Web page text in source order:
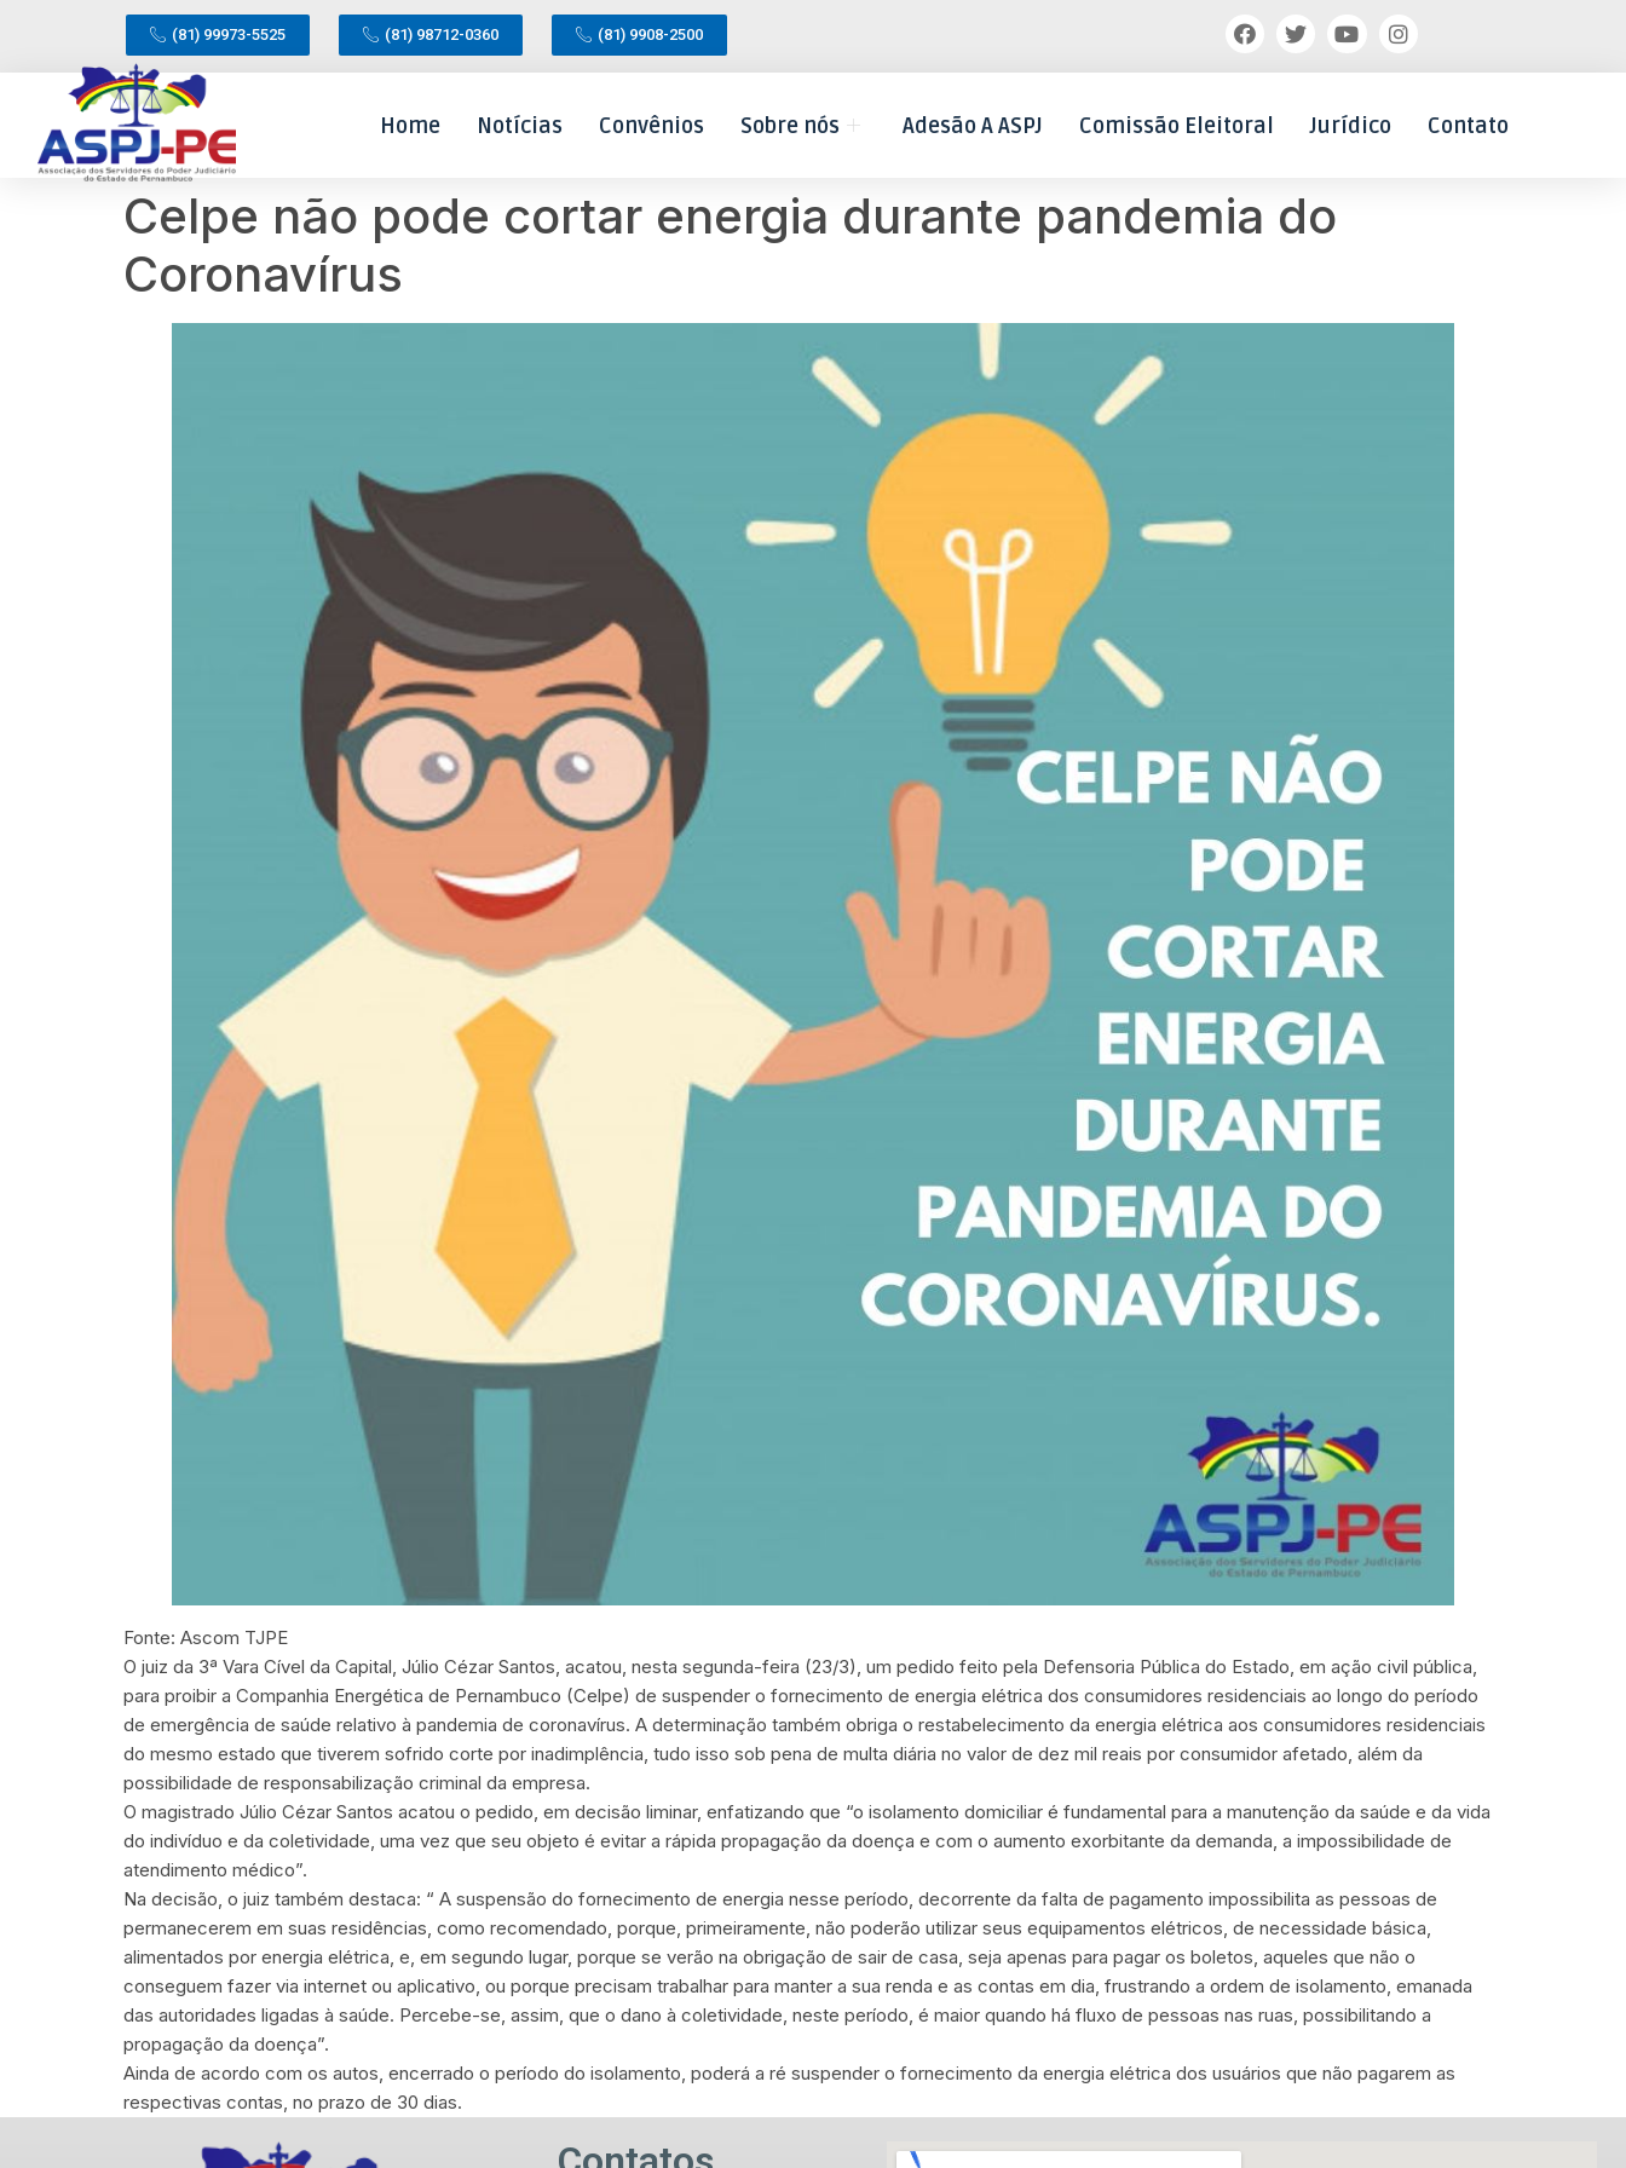
(81) 99973-5525 (81) 98712-0360 (81) 9908-2500
Home Notícias Convênios Sobre nós Adesão A ASPJ Comissão Eleitoral Jurídico Contato
Celpe não pode cortar energia durante pandemia do
Coronavírus
Fonte: Ascom TJPE
O juiz da 3ª Vara Cível da Capital, Júlio Cézar Santos, acatou, nesta segunda-feira (23/3), um pedido feito pela Defensoria Pública do Estado, em ação civil pública,
para proibir a Companhia Energética de Pernambuco (Celpe) de suspender o fornecimento de energia elétrica dos consumidores residenciais ao longo do período
de emergência de saúde relativo à pandemia de coronavírus. A determinação também obriga o restabelecimento da energia elétrica aos consumidores residenciais
do mesmo estado que tiverem sofrido corte por inadimplência, tudo isso sob pena de multa diária no valor de dez mil reais por consumidor afetado, além da
possibilidade de responsabilização criminal da empresa.
O magistrado Júlio Cézar Santos acatou o pedido, em decisão liminar, enfatizando que “o isolamento domiciliar é fundamental para a manutenção da saúde e da vida
do indivíduo e da coletividade, uma vez que seu objeto é evitar a rápida propagação da doença e com o aumento exorbitante da demanda, a impossibilidade de
atendimento médico”.
Na decisão, o juiz também destaca: “ A suspensão do fornecimento de energia nesse período, decorrente da falta de pagamento impossibilita as pessoas de
permanecerem em suas residências, como recomendado, porque, primeiramente, não poderão utilizar seus equipamentos elétricos, de necessidade básica,
alimentados por energia elétrica, e, em segundo lugar, porque se verão na obrigação de sair de casa, seja apenas para pagar os boletos, aqueles que não o
conseguem fazer via internet ou aplicativo, ou porque precisam trabalhar para manter a sua renda e as contas em dia, frustrando a ordem de isolamento, emanada
das autoridades ligadas à saúde. Percebe-se, assim, que o dano à coletividade, neste período, é maior quando há fluxo de pessoas nas ruas, possibilitando a
propagação da doença”.
Ainda de acordo com os autos, encerrado o período do isolamento, poderá a ré suspender o fornecimento da energia elétrica dos usuários que não pagarem as
respectivas contas, no prazo de 30 dias.